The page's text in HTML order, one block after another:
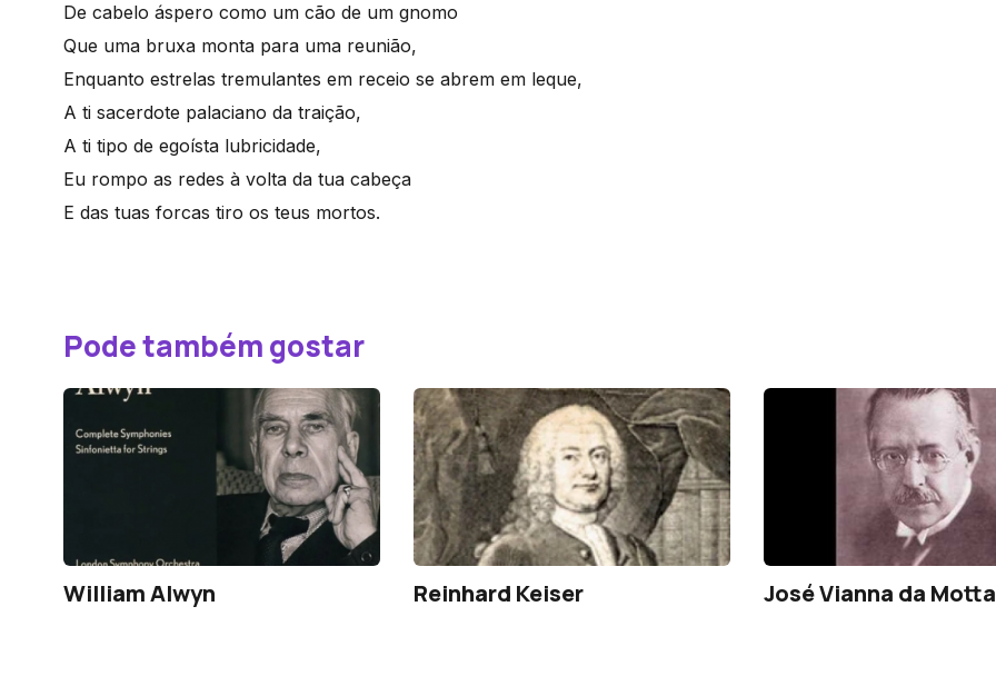
De cabelo áspero como um cão de um gnomo
Que uma bruxa monta para uma reunião,
Enquanto estrelas tremulantes em receio se abrem em leque,
A ti sacerdote palaciano da traição,
A ti tipo de egoísta lubricidade,
Eu rompo as redes à volta da tua cabeça
E das tuas forcas tiro os teus mortos.
Pode também gostar
William Alwyn Reinhard Keiser José Vianna da Motta